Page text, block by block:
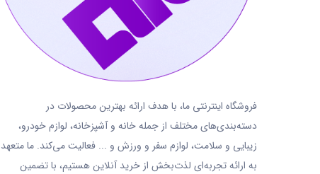
فروشگاه اینترنتی ما، با هدف ارائه بهترین محصولات در
دسته‌بندی‌های مختلف از جمله خانه و آشپزخانه، لوازم خودرو،
زیبایی و سلامت، لوازم سفر و ورزش و ... فعالیت می‌کند. ما متعهد
به ارائه تجربه‌ای لذت‌بخش از خرید آنلاین هستیم، با تضمین